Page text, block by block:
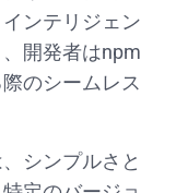
ンテリジェン
開発者はnpm
のシームレス
シンプルさと